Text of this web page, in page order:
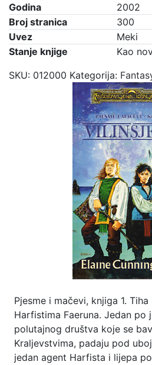
Godina
2002
Broj stranica
300
Uvez
Meki
Stanje knjige
Kao
SKU: 012000 Kategorija:
Pjesme i mačevi, knjiga 1.
Harfistima Faeruna. Jedan po
polutajnog društva koje se
Kraljevstvima, padaju pod
jedan agent Harfista i lijepa